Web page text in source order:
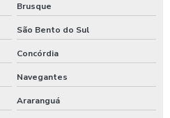
Brusque
São Bento do Sul
Concórdia
Navegantes
Araranguá